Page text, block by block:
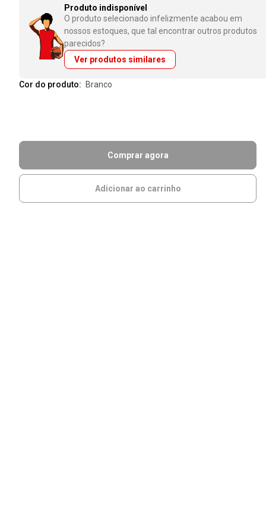
Produto indisponível
O produto selecionado infelizmente acabou em
nossos estoques, que tal encontrar outros produtos
parecidos?
Ver produtos similares
Cor do produto: branco
Comprar agora
Adicionar ao carrinho